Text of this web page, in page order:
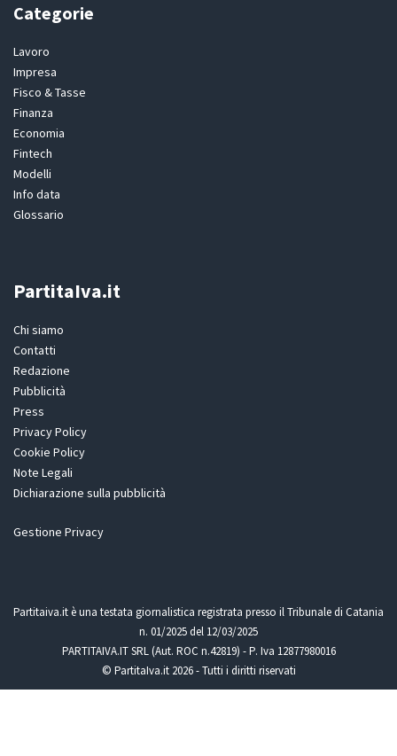
Categorie
Lavoro
Impresa
Fisco & Tasse
Finanza
Economia
Fintech
Modelli
Info data
Glossario
PartitaIva.it
Chi siamo
Contatti
Redazione
Pubblicità
Press
Privacy Policy
Cookie Policy
Note Legali
Dichiarazione sulla pubblicità
Gestione Privacy
Partitaiva.it è una testata giornalistica registrata presso il Tribunale di Catania
n. 01/2025 del 12/03/2025
PARTITAIVA.IT SRL (Aut. ROC n.42819) - P. Iva 12877980016
© PartitaIva.it 2026 - Tutti i diritti riservati